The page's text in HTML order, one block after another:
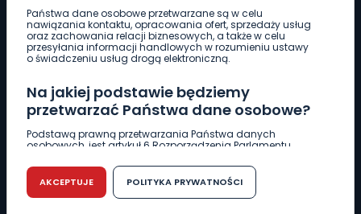
Państwa dane osobowe przetwarzane są w celu
nawiązania kontaktu, opracowania ofert, sprzedaży usług
oraz zachowania relacji biznesowych, a także w celu
przesyłania informacji handlowych w rozumieniu ustawy
o świadczeniu usług drogą elektroniczną.
Na jakiej podstawie będziemy
przetwarzać Państwa dane osobowe?
Podstawą prawną przetwarzania Państwa danych
osobowych, jest artykuł 6 Rozporządzenia Parlamentu
r. w sprawie ochrony osób fizycznych w związku z
przetwarzaniem danych osobowych w sprawie
swobodnego przepływu takich danych oraz uchylenia
dyrektywy 95/46/WE (RODO).
AKCEPTUJE POLITYKA PRYWATNOŚCI
REDAKCJA
62 735 22 22redakcja@wlkp24.info
DZIAŁ REKLAMY
62 735 01 85 reklama@wlkp24.info
WIADOMOŚCI
CIEKAWOSTKI